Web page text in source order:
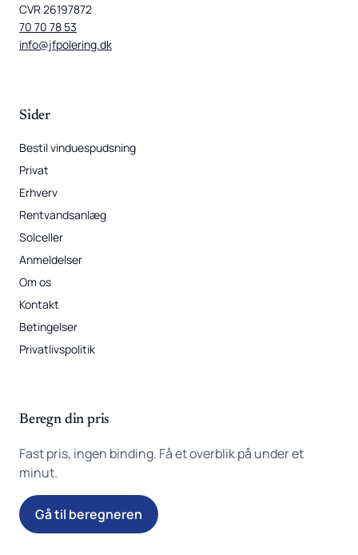
CVR 26197872
70 70 78 53
info@jfpolering.dk
Sider
Bestil vinduespudsning
Privat
Erhverv
Rentvandsanlæg
Solceller
Anmeldelser
Om os
Kontakt
Betingelser
Privatlivspolitik
Beregn din pris
Fast pris, ingen binding. Få et overblik på under et
minut.
Gå til beregneren